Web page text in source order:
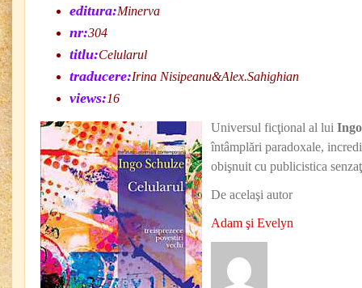
editura:Minerva
nr:304
titlu:Celularul
traducere:Irina Nisipeanu&Alex.Sahighian
views:16
Universul ficţional al lui
întâmplări paradoxale,
obişnuit cu publicistica
De acelaşi autor
Adam şi Evelyn